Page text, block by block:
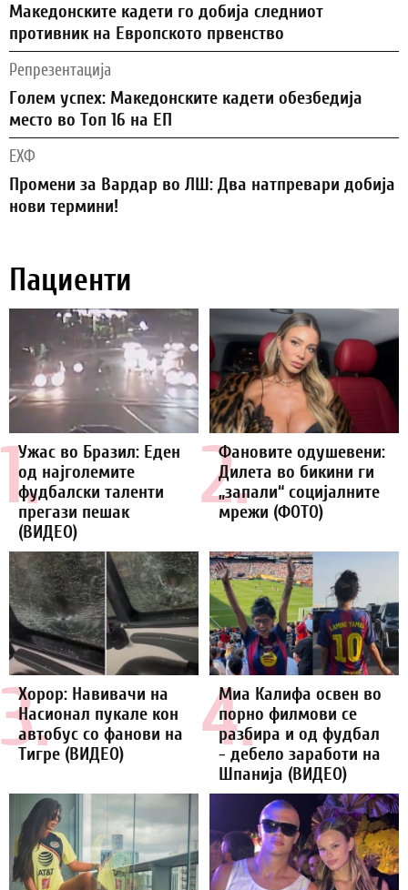
Македонските кадети го добија следниот
противник на Европското првенство
Репрезентација
Голем успех: Македонските кадети обезбедија
место во Топ 16 на ЕП
ЕХФ
Промени за Вардар во ЛШ: Два натпревари добија
нови термини!
Пациенти
1.
Ужас во Бразил: Еден
од најголемите
фудбалски таленти
прегази пешак
(ВИДЕО)
2.
Фановите одушевени:
Дилета во бикини ги
„запали“ социјалните
мрежи (ФОТО)
3.
Хорор: Навивачи на
Насионал пукале кон
автобус со фанови на
Тигре (ВИДЕО)
4.
Миа Калифа освен во
порно филмови се
разбира и од фудбал
- дебело заработи на
Шпанија (ВИДЕО)